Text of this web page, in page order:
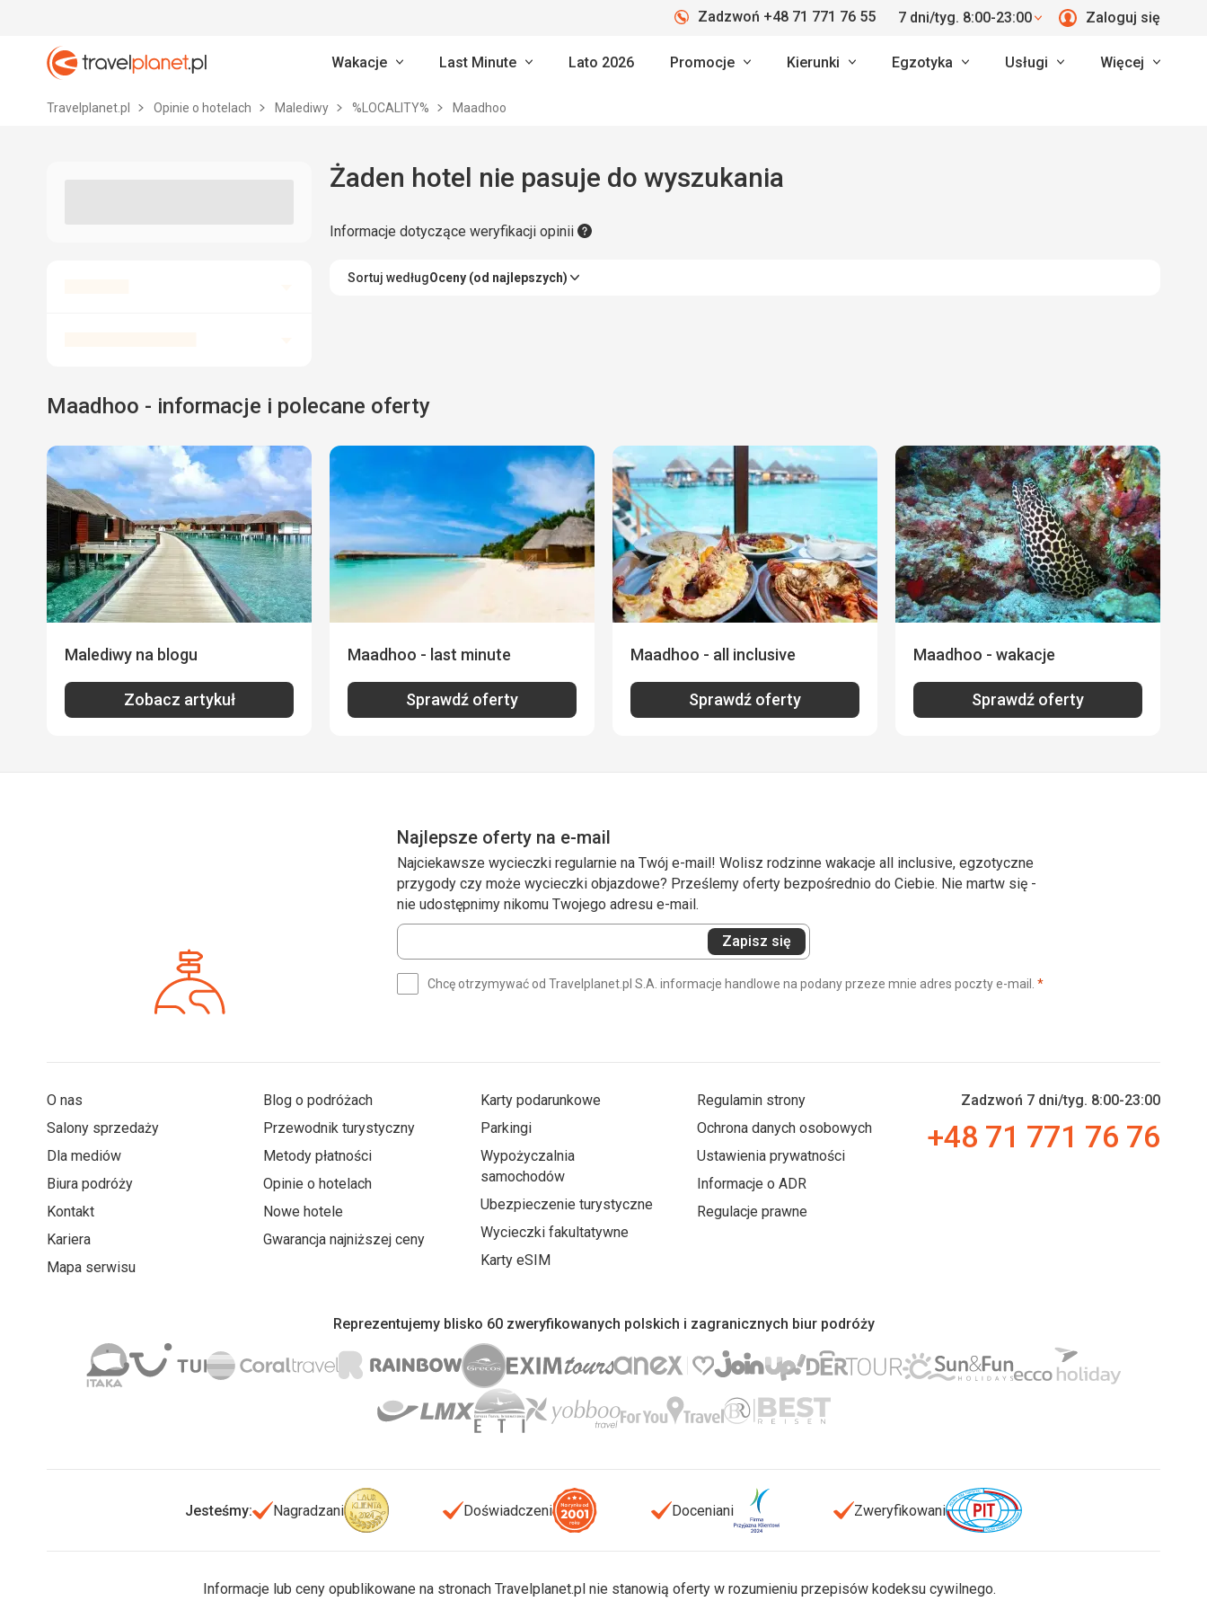
Travelplanet.pl
Zadzwoń +48 71 771 76 55 7 dni/tyg. 8:00-23:00 Zaloguj się
Wakacje Last Minute Lato 2026 Promocje Kierunki Egzotyka Usługi Więcej
Travelplanet.pl Opinie o hotelach Malediwy %LOCALITY% Maadhoo
Żaden hotel nie pasuje do wyszukania
Informacje dotyczące weryfikacji opinii
Sortuj wedługOceny (od najlepszych)
Maadhoo - informacje i polecane oferty
Malediwy na blogu
Zobacz artykuł
Maadhoo - last minute
Sprawdź oferty
Maadhoo - all inclusive
Sprawdź oferty
Maadhoo - wakacje
Sprawdź oferty
Najlepsze oferty na e-mail
Najciekawsze wycieczki regularnie na Twój e-mail! Wolisz rodzinne wakacje all inclusive, egzotyczne
przygody czy może wycieczki objazdowe? Prześlemy oferty bezpośrednio do Ciebie. Nie martw się -
nie udostępnimy nikomu Twojego adresu e-mail.
Wprowadź
swój
Zapisz się
Chcę otrzymywać od Travelplanet.pl S.A. informacje handlowe na podany przeze mnie adres poczty e-mail. *(wymagane)
O nas
Salony sprzedaży
Dla mediów
Biura podróży
Kontakt
Kariera
Mapa serwisu
Blog o podróżach
Przewodnik turystyczny
Metody płatności
Opinie o hotelach
Nowe hotele
Gwarancja najniższej ceny
Karty podarunkowe
Parkingi
Wypożyczalnia
samochodów
Ubezpieczenie turystyczne
Wycieczki fakultatywne
Karty eSIM
Regulamin strony
Ochrona danych osobowych
Ustawienia prywatności
Informacje o ADR
Regulacje prawne
Zadzwoń 7 dni/tyg. 8:00-23:00
+48 71 771 76 76
Reprezentujemy blisko 60 zweryfikowanych polskich i zagranicznych biur podróży
Jesteśmy: Nagradzani Doświadczeni Doceniani Zweryfikowani
Informacje lub ceny opublikowane na stronach Travelplanet.pl nie stanowią oferty w rozumieniu przepisów kodeksu cywilnego.